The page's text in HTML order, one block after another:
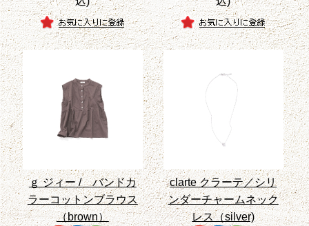
ｇ ジィー / バンドカ
ラーコットンブラウス
（brown）
clarte クラーテ／シリ
ンダーチャームネック
レス（silver)